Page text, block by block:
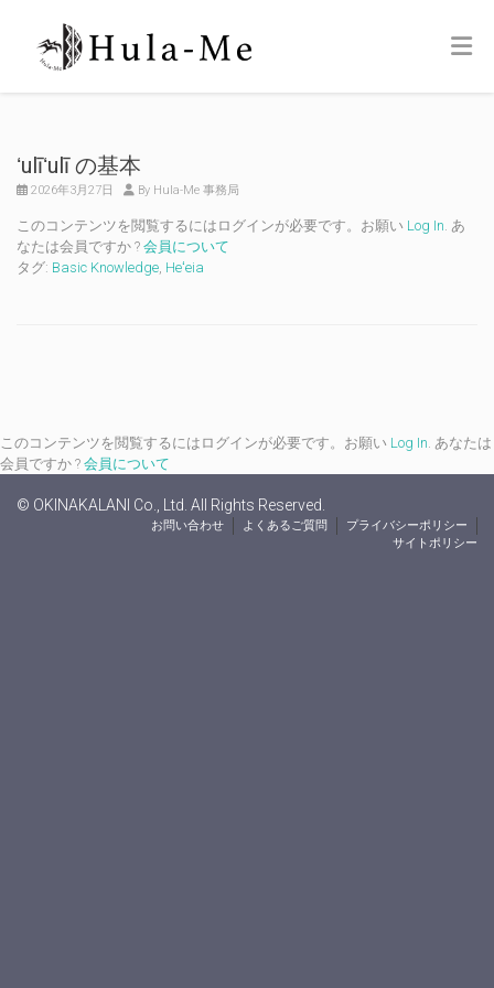
ʻulīʻulī の基本
2026年3月27日 By Hula-Me 事務局
このコンテンツを閲覧するにはログインが必要です。お願い Log In. あ
なたは会員ですか ? 会員について
タグ: Basic Knowledge, Heʻeia
このコンテンツを閲覧するにはログインが必要です。お願い Log In. あなたは
会員ですか ? 会員について
© OKINAKALANI Co., Ltd. All Rights Reserved.
お問い合わせ よくあるご質問
プライバシーポリシー
サイトポリシー